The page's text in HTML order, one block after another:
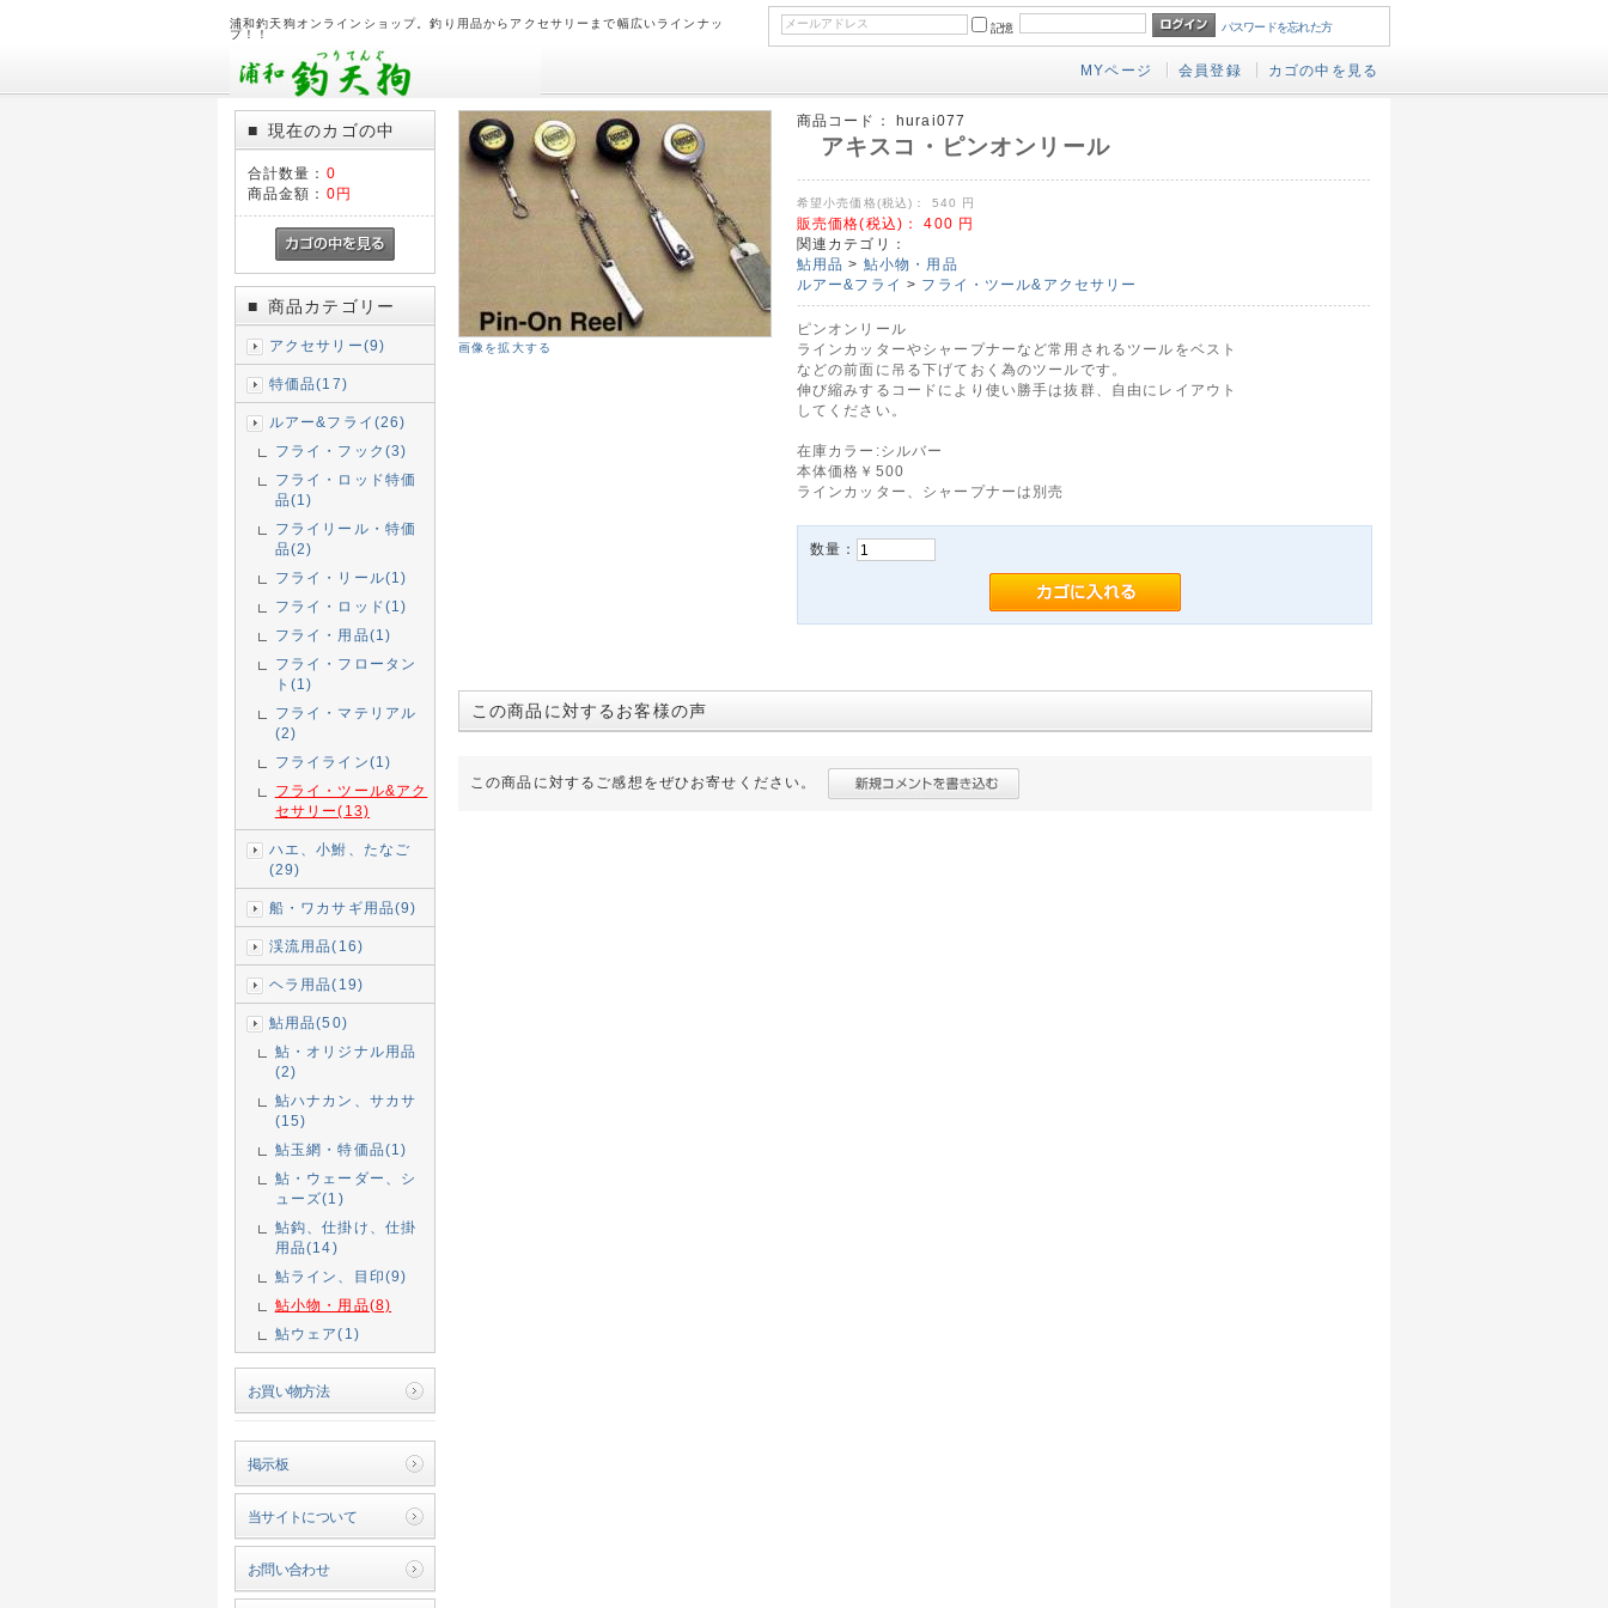
浦和釣天狗オンラインショップ。釣り用品からアクセサリーまで幅広いラインナッ
プ！！
記憶 パスワードを忘れた方
MYページ 会員登録 カゴの中を見る
■ 現在のカゴの中
合計数量： 0
商品金額： 0円
■ 商品カテゴリー
アクセサリー(9)
特価品(17)
ルアー&フライ(26)
フライ・フック(3)
フライ・ロッド特価
品(1)
フライリール・特価
品(2)
フライ・リール(1)
フライ・ロッド(1)
フライ・用品(1)
フライ・フロータン
ト(1)
フライ・マテリアル
(2)
フライライン(1)
フライ・ツール&アク
セサリー(13)
ハエ、小鮒、たなご
(29)
船・ワカサギ用品(9)
渓流用品(16)
ヘラ用品(19)
鮎用品(50)
鮎・オリジナル用品
(2)
鮎ハナカン、サカサ
(15)
鮎玉網・特価品(1)
鮎・ウェーダー、シ
ューズ(1)
鮎鈎、仕掛け、仕掛
用品(14)
鮎ライン、目印(9)
鮎小物・用品(8)
鮎ウェア(1)
お買い物方法
掲示板
当サイトについて
お問い合わせ
画像を拡大する
商品コード： hurai077
アキスコ・ピンオンリール
希望小売価格(税込)： 540 円
販売価格(税込)：400 円
関連カテゴリ：
鮎用品 > 鮎小物・用品
ルアー&フライ > フライ・ツール&アクセサリー
ピンオンリール
ラインカッターやシャープナーなど常用されるツールをベスト
などの前面に吊る下げておく為のツールです。
伸び縮みするコードにより使い勝手は抜群、自由にレイアウト
してください。
在庫カラー:シルバー
本体価格￥500
ラインカッター、シャープナーは別売
数量：
この商品に対するお客様の声
この商品に対するご感想をぜひお寄せください。